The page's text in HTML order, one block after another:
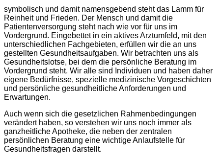
symbolisch und damit namensgebend steht das Lamm für
Reinheit und Frieden. Der Mensch und damit die
Patientenversorgung steht nach wie vor für uns im
Vordergrund. Eingebettet in ein aktives Arztumfeld, mit den
unterschiedlichen Fachgebieten, erfüllen wir die an uns
gestellten Gesundheitsaufgaben. Wir betrachten uns als
Gesundheitslotse, bei dem die persönliche Beratung im
Vordergrund steht. Wir alle sind Individuen und haben daher
eigene Bedürfnisse, spezielle medizinische Vorgeschichten
und persönliche gesundheitliche Anforderungen und
Erwartungen.
Auch wenn sich die gesetzlichen Rahmenbedingungen
verändert haben, so verstehen wir uns noch immer als
ganzheitliche Apotheke, die neben der zentralen
persönlichen Beratung eine wichtige Anlaufstelle für
Gesundheitsfragen darstellt.